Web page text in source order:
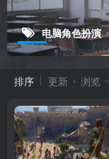
电脑角色扮演
排序 更新 浏览